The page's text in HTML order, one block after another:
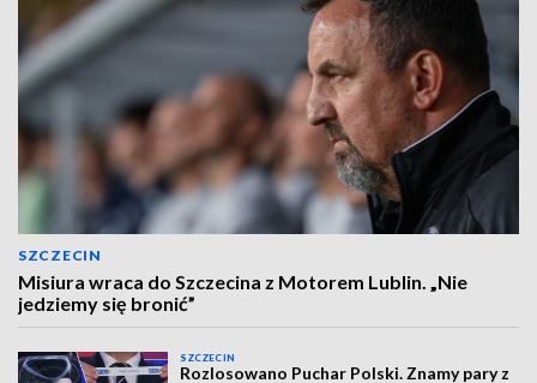
SZCZECIN
Misiura wraca do Szczecina z Motorem Lublin. „Nie
jedziemy się bronić”
SZCZECIN
Rozlosowano Puchar Polski. Znamy pary z